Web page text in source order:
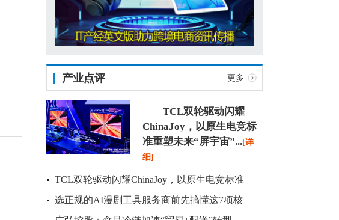
产业点评 更多
TCL双轮驱动闪耀
ChinaJoy，以原生电竞标
准重塑未来“屏宇宙”...[详
细]
TCL双轮驱动闪耀ChinaJoy，以原生电竞标准
选正规的AI漫剧工具服务商前先搞懂这7项核